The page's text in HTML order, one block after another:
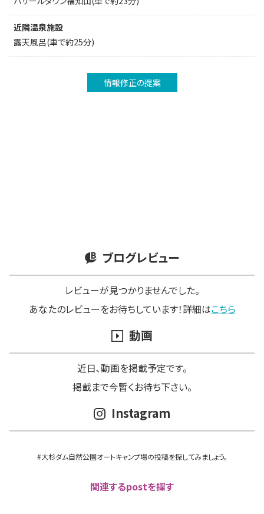
近隣温泉施設
露天風呂(車で約25分)
情報修正の提案
ブログレビュー
レビューが見つかりませんでした。
あなたのレビューをお待ちしています！詳細はこちら
動画
近日､動画を掲載予定です。
掲載まで今暫くお待ち下さい。
Instagram
#大杉ダム自然公園オートキャンプ場の投稿を探してみましょう。
関連するpostを探す